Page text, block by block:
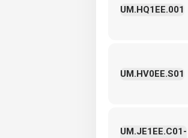
UM.HQ1EE.001
UM.HV0EE.S01
UM.JE1EE.C01-